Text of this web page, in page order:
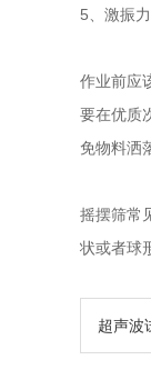
5、激振力
作业前应
要在优质
免物料洒
摇摆筛常
状或者球
超声波